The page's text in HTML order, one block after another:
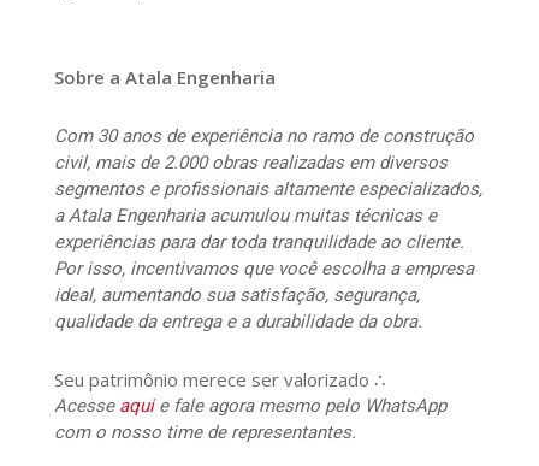
Sobre a Atala Engenharia
Com 30 anos de experiência no ramo de construção
civil, mais de 2.000 obras realizadas em diversos
segmentos e profissionais altamente especializados,
a Atala Engenharia acumulou muitas técnicas e
experiências para dar toda tranquilidade ao cliente.
Por isso, incentivamos que você escolha a empresa
ideal, aumentando sua satisfação, segurança,
qualidade da entrega e a durabilidade da obra.
Seu patrimônio merece ser valorizado ∴
Acesse aquie fale agora mesmo pelo WhatsApp
com o nosso time de representantes.